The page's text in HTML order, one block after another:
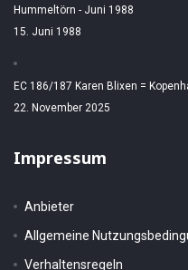
Hummeltörn - Juni 1988
15. Juni 1988
EC 186/187 Karen Blixen =
22. November 2025
Impressum
Anbieter
Allgemeine
Verhaltensregeln